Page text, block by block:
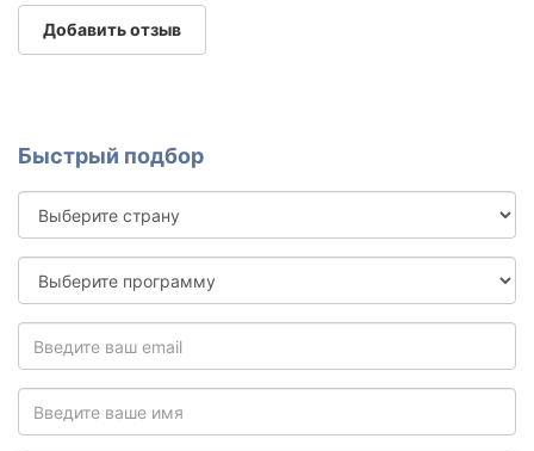
Добавить отзыв
Быстрый подбор
Выберите
страну
Выберите
программу
Введите
ваш
Введите
ваше